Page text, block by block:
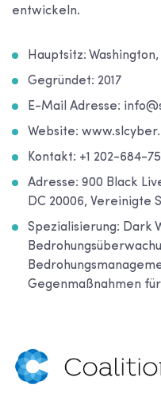
entwickeln.
Hauptsitz: Washington,
Gegründet: 2017
E-Mail Adresse:
Website:
Kontakt: +1 202-684-
Adresse: 900 Black
DC 20006, Vereinigte
Spezialisierung: Dark
Gegenmaßnahmen